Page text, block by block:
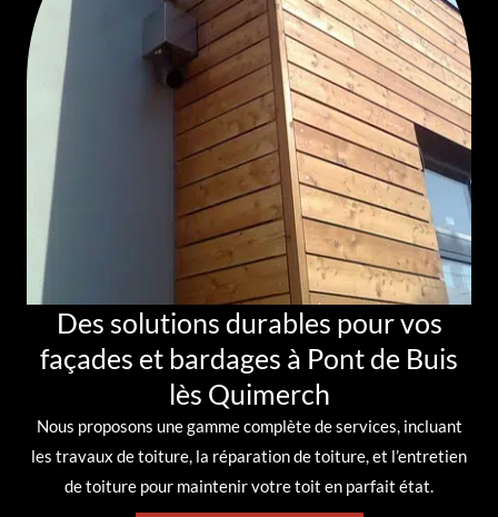
Des solutions durables pour vos
façades et bardages à Pont de Buis
lès Quimerch
Nous proposons une gamme complète de services, incluant
les travaux de toiture, la réparation de toiture, et l’entretien
de toiture pour maintenir votre toit en parfait état.